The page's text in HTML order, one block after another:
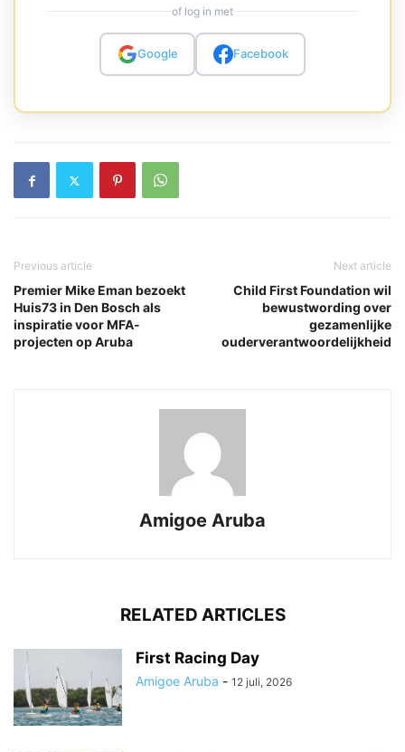
of log in met
Google Facebook
Previous article
Premier Mike Eman bezoekt
Huis73 in Den Bosch als
inspiratie voor MFA-
projecten op Aruba
Next article
Child First Foundation wil
bewustwording over
gezamenlijke
ouderverantwoordelijkheid
Amigoe Aruba
RELATED ARTICLES
First Racing Day
Amigoe Aruba - 12 juli, 2026